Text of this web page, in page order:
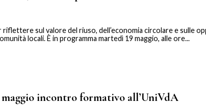
riflettere sul valore del riuso, dell’economia circolare e sulle
locali. È in programma martedì 19 maggio, alle ore...
incontro formativo all’UniVdA